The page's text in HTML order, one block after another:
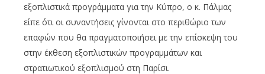
εξοπλιστικά προγράμματα για την Κύπρο, ο κ. Πάλμας
είπε ότι οι συναντήσεις γίνονται στο περιθώριο των
επαφών που θα πραγματοποιήσει με την επίσκεψη του
στην έκθεση εξοπλιστικών προγραμμάτων και
στρατιωτικού εξοπλισμού στη Παρίσι.